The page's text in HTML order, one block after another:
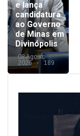
e lança
candidatura
ao Governo
de Minas em
Divinópolis
08 Agosto
2026
189